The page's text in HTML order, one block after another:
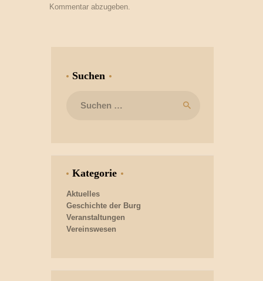
Kommentar abzugeben.
Suchen
nach:
Kategorie
Aktuelles
Geschichte der Burg
Veranstaltungen
Vereinswesen